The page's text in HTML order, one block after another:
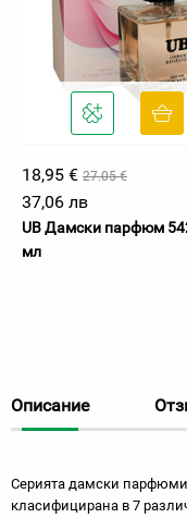
18,95 € 27.05 €
37,06 лв
UB Дамски парфюм
мл
Описание
Серията дамски
класифицирана в 7